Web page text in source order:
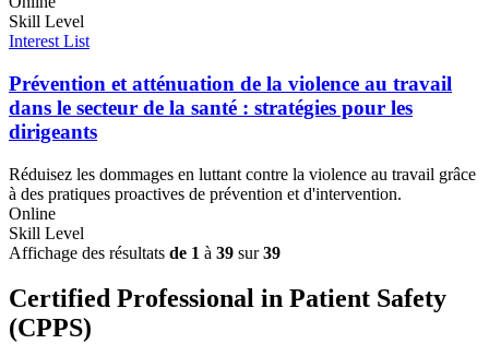
Skill Level
Interest List
Prévention et atténuation de la violence au travail
dans le secteur de la santé : stratégies pour les
dirigeants
Réduisez les dommages en luttant contre la violence au travail grâce
à des pratiques proactives de prévention et d'intervention.
Online
Skill Level
Affichage des résultats de 1 à 39 sur39
Certified Professional in Patient Safety
(CPPS)